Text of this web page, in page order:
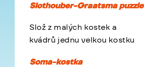
Slothouber-Graatsma puzzle
Slož z malých kostek a
kvádrů jednu velkou kostku
Soma-kostka